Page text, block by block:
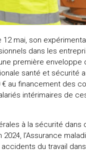
mai, son
dans les
première enveloppe
santé et sécurité
€ au financement des
intérimaires de
à la sécurité dans
l’Assurance
du travail dans